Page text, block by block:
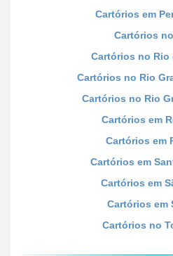
Cartórios em
Cartórios
Cartórios no Rio
Cartórios no Rio
Cartórios no Rio
Cartórios em
Cartórios em
Cartórios em
Cartórios em
Cartórios em
Cartórios no